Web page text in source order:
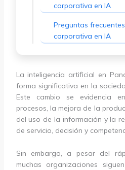
corporativa en IA
Preguntas
corporativa en IA
La inteligencia artificial en
forma significativa en la
Este cambio se evidencia
procesos, la mejora de la
del uso de la información y la
de servicio, decisión y
Sin embargo, a pesar del
muchas organizaciones